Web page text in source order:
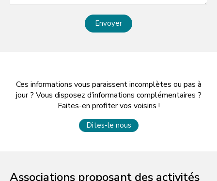
Envoyer
Ces informations vous paraissent incomplètes ou pas à
jour ? Vous disposez d’informations complémentaires ?
Faites-en profiter vos voisins !
Dites-le nous
Associations proposant des activités